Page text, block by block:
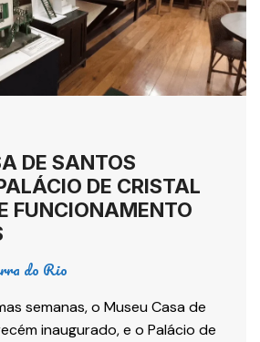
DE SANTOS
DE CRISTAL
FUNCIONAMENTO
do Rio
semanas, o Museu Casa de
inaugurado, e o Palácio de